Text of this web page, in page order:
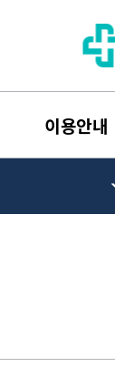
이용안내